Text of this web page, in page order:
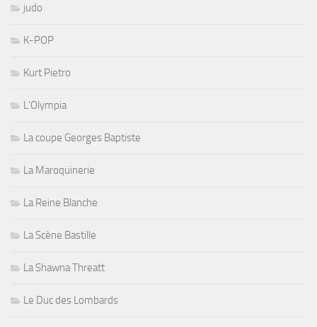
judo
K-POP
Kurt Pietro
L'Olympia
La coupe Georges Baptiste
La Maroquinerie
La Reine Blanche
La Scène Bastille
La Shawna Threatt
Le Duc des Lombards